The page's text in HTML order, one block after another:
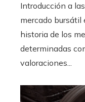
Introducción a
mercado bursátil
historia de los
determinadas
valoraciones...